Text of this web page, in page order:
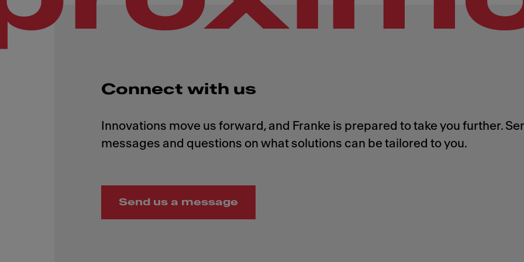
Connect with us
Innovations move us forward, and Franke is prepared to take you further.
Send us a message